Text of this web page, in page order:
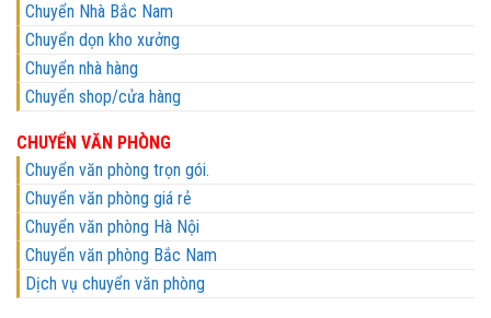
Chuyển Nhà Bắc Nam
Chuyển dọn kho xưởng
Chuyển nhà hàng
Chuyển shop/cửa hàng
CHUYỂN VĂN PHÒNG
Chuyển văn phòng trọn gói.
Chuyển văn phòng giá rẻ
Chuyển văn phòng Hà Nội
Chuyển văn phòng Bắc Nam
Dịch vụ chuyển văn phòng